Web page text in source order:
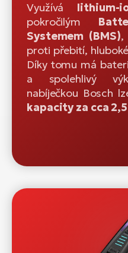
Využívá lithium-
pokročilým
Systemem (BMS),
proti přebití,
Díky tomu má
a spolehlivý
nabíječkou Bosch
kapacity za cca